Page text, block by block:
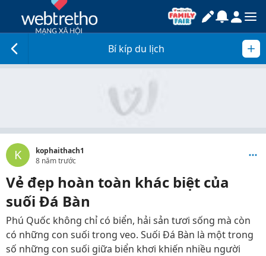
Bí kíp du lịch
K
kophaithach1
8 năm trước
Vẻ đẹp hoàn toàn khác biệt của
suối Đá Bàn
Phú Quốc không chỉ có biển, hải sản tươi sống mà còn
có những con suối trong veo. Suối Đá Bàn là một trong
số những con suối giữa biển khơi khiến nhiều người